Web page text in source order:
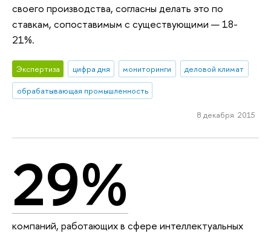
своего производства, согласны делать это по
ставкам, сопоставимым с существующими — 18-
21%.
Экспертиза цифра дня мониторинги
деловой климат
обрабатывающая промышленность
8 декабря 2015
29%
компаний, работающих в сфере интеллектуальных